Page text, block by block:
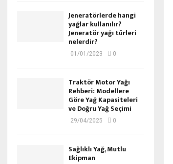
Jeneratörlerde hangi
yağlar kullanılır?
Jeneratör yağı türleri
nelerdir?
01/01/2023 0
Traktör Motor Yağı
Rehberi: Modellere
Göre Yağ Kapasiteleri
ve Doğru Yağ Seçimi
29/04/2025 0
Sağlıklı Yağ, Mutlu
Ekipman